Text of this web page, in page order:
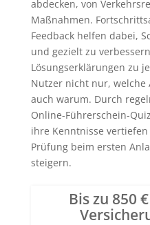
abdecken, von
Maßnahmen.
Feedback helfen dabei,
und gezielt zu
Lösungserklärungen zu
Nutzer nicht nur,
auch warum. Durch
Online-Führerschein-
ihre Kenntnisse
Prüfung beim ersten
steigern.
Bis zu 850